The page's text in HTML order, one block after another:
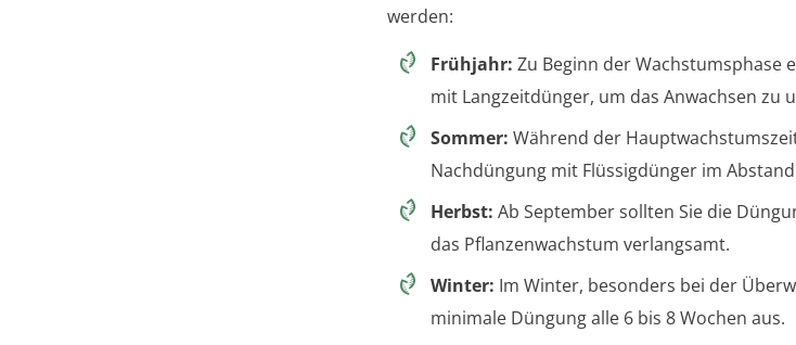
werden:
Frühjahr: Zu Beginn der Wachstumsphase
mit Langzeitdünger, um das Anwachsen zu
Sommer: Während der
Nachdüngung mit Flüssigdünger im
Herbst: Ab September sollten Sie die
das Pflanzenwachstum verlangsamt.
Winter: Im Winter, besonders bei der
minimale Düngung alle 6 bis 8 Wochen aus.